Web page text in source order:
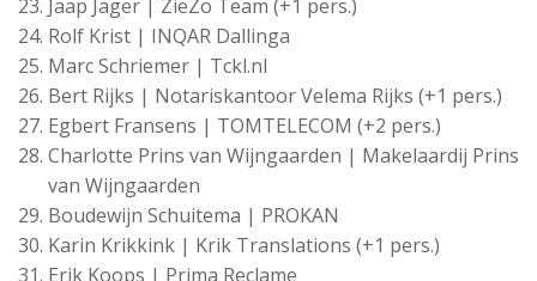
Jaap Jager | ZieZo Team (+1 pers.)
Rolf Krist | INQAR Dallinga
Marc Schriemer | Tckl.nl
Bert Rijks | Notariskantoor Velema Rijks (+1 pers.)
Egbert Fransens | TOMTELECOM (+2 pers.)
Charlotte Prins van Wijngaarden | Makelaardij Prins
van Wijngaarden
Boudewijn Schuitema | PROKAN
Karin Krikkink | Krik Translations (+1 pers.)
Erik Koops | Prima Reclame